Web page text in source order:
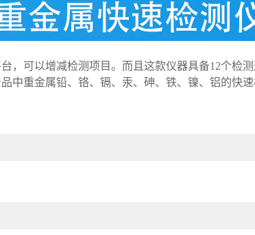
，可以增减检测项目。而且这款仪器具备12个检
中重金属铅、铬、镉、汞、砷、铁、镍、铝的快